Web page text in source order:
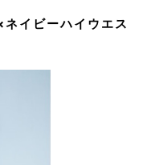
イビーハイウエス